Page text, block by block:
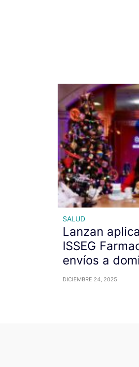
SALUD
Lanzan
ISSEG
envíos a
DICIEMBRE 24, 2025